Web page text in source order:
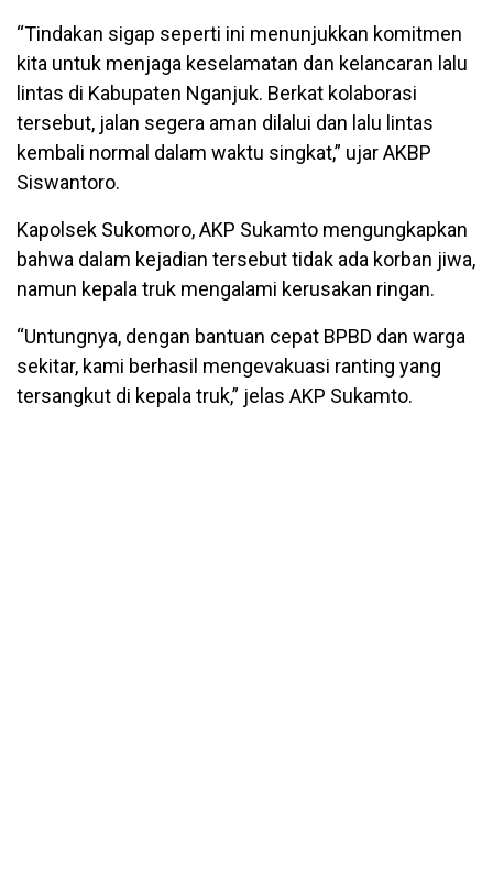
“Tindakan sigap seperti ini menunjukkan komitmen
kita untuk menjaga keselamatan dan kelancaran lalu
lintas di Kabupaten Nganjuk. Berkat kolaborasi
tersebut, jalan segera aman dilalui dan lalu lintas
kembali normal dalam waktu singkat,” ujar AKBP
Siswantoro.
Kapolsek Sukomoro, AKP Sukamto mengungkapkan
bahwa dalam kejadian tersebut tidak ada korban jiwa,
namun kepala truk mengalami kerusakan ringan.
“Untungnya, dengan bantuan cepat BPBD dan warga
sekitar, kami berhasil mengevakuasi ranting yang
tersangkut di kepala truk,” jelas AKP Sukamto.